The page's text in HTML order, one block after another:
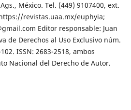
México. Tel. (449) 9107400, ext.
revistas.uaa.mx/euphyia;
Editor responsable: Juan
de Derechos al Uso Exclusivo núm.
ISSN: 2683-2518, ambos
Nacional del Derecho de Autor.